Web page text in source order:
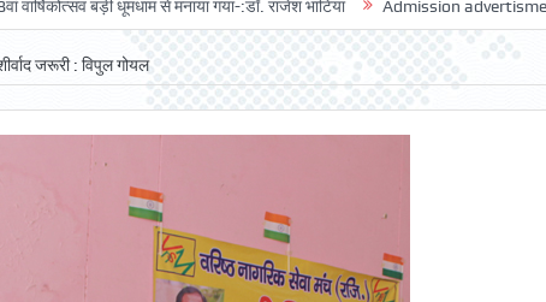
बड़ी धूमधाम से मनाया गया-:डॉ. राजेश भाटिया Admission advertisment श्री
जरूरी : विपुल गोयल